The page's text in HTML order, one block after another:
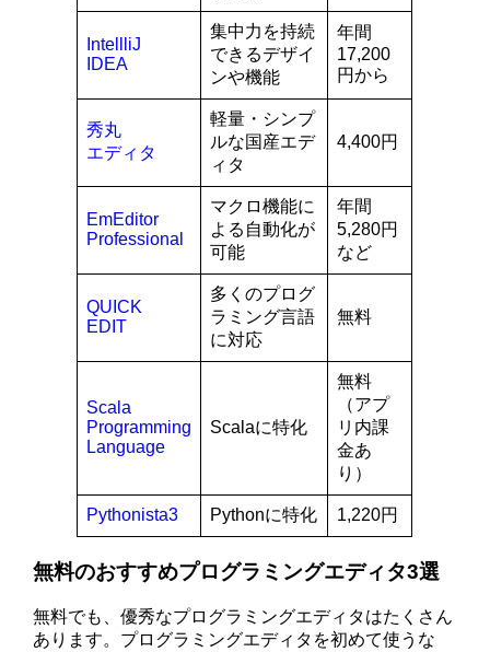
IntellliJ
IDEA
集中力を持続
できるデザイ
ンや機能
年間
17,200
円から
秀丸
エディタ
軽量・シンプ
ルな国産エデ
ィタ
4,400円
EmEditor
Professional
マクロ機能に
よる自動化が
可能
年間
5,280円
など
QUICK
EDIT
多くのプログ
ラミング言語
に対応
無料
Scala
Programming
Language
Scalaに特化
無料
（アプ
リ内課
金あ
り）
Pythonista3 Pythonに特化 1,220円
無料のおすすめプログラミングエディタ3選
無料でも、優秀なプログラミングエディタはたくさん
あります。プログラミングエディタを初めて使うな